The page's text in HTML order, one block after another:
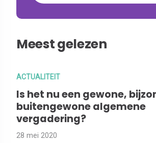
Meest gelezen
ACTUALITEIT
Is het nu een gewone,
buitengewone algemene
vergadering?
28 mei 2020